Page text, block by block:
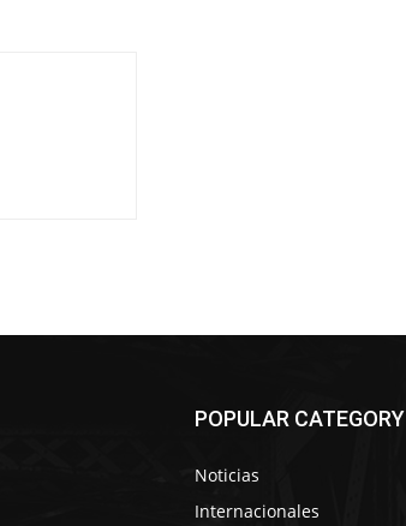
POPULAR CATEGORY
Noticias
Internacionales